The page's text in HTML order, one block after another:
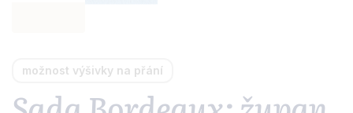
možnost výšivky na přání